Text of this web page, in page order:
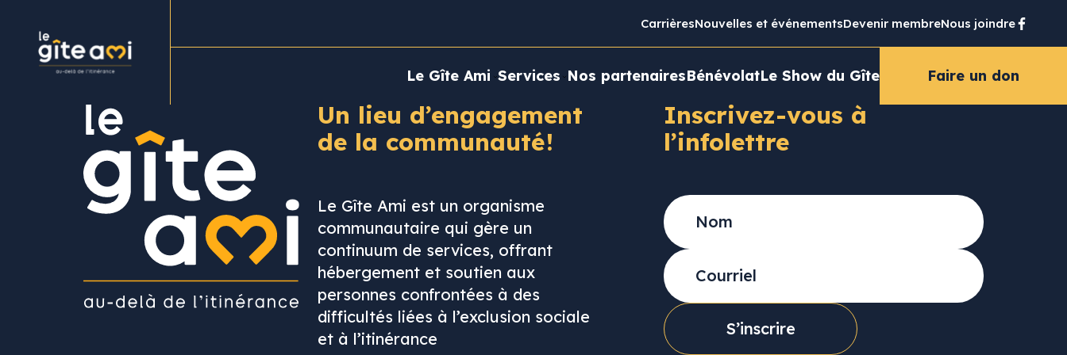
CarrièresNouvelles et événementsDevenir membreNous joindre
Le Gîte Ami Services Nos partenairesBénévolatLe Show du Gîte Faire un don
Un lieu d’engagement
de la communauté !
Le Gîte Ami est un organisme
communautaire qui gère un
continuum de services, offrant
hébergement et soutien aux
personnes confrontées à des
difficultés liées à l’exclusion sociale
et à l’itinérance
Inscrivez-vous à
l’infolettre